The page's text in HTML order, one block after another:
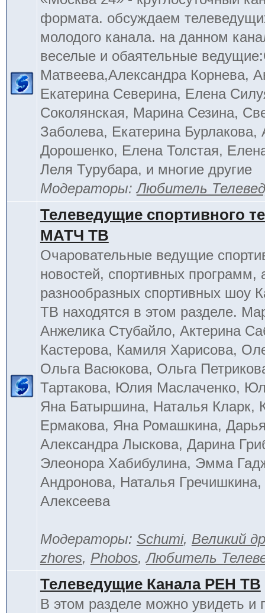
формата. обсуждаем
молодого канала. на данном
веселые и обаятельные
Матвеева,Александра Корнева,
Екатерина Северина, Елена
Соколянская, Марина Сезина,
Заболева, Екатерина Бурлакова,
Дорошенко, Елена Толстая,
Леля Турубара, и многие другие
Модераторы:Любитель
Телеведущие спортивного
МАТЧ ТВ
Очаровательные ведущие
новостей, спортивных программ,
разнообразных спортивных шоу
ТВ находятся в этом разделе.
Анжелика Стубайло, Актерина
Кастерова, Камиля Харисова,
Ольга Васюкова, Ольга
Тартакова, Юлия Маслаченко,
Яна Батыршина, Наталья Кларк,
Ермакова, Яна Ромашкина,
Александра Лыскова, Дарина
Элеонора Хабибулина, Эмма
Андронова, Наталья
Алексеева
Модераторы: Schumi, Великий
zhores, Phobos,Любитель
Телеведущие Канала РЕН ТВ
В этом разделе можно увидеть и